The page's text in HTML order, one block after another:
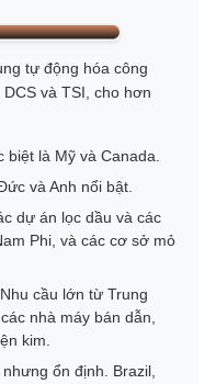
tự động hóa công
và TSI, cho hơn
biệt là Mỹ và Canada.
và Anh nổi bật.
dự án lọc dầu và các
Phi, và các cơ sở mỏ
Nhu cầu lớn từ Trung
nhà máy bán dẫn,
kim.
ổn định. Brazil,